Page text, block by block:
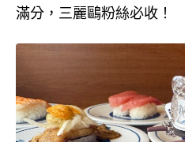
滿分，三麗鷗粉絲必收！